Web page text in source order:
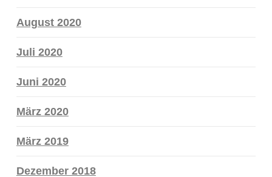
August 2020
Juli 2020
Juni 2020
März 2020
März 2019
Dezember 2018